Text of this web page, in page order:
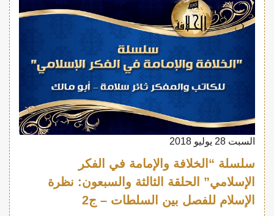
السبت 28 يوليو 2018
سلسلة “الخلافة والإمامة في الفكر
الإسلامي” الحلقة الثالثة والسبعون: نظرة
الإسلام للفصل بين السلطات – ج2